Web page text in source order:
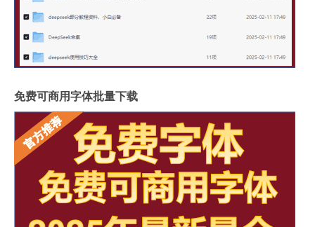
免费可商用字体批量下载